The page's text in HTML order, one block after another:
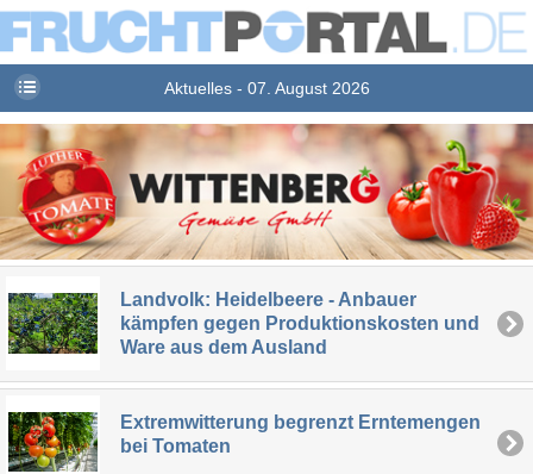
Aktuelles - 07. August 2026
Landvolk: Heidelbeere - Anbauer
kämpfen gegen Produktionskosten und
Ware aus dem Ausland
Extremwitterung begrenzt Erntemengen
bei Tomaten